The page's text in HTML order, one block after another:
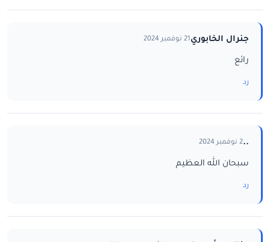
جنرال الخابوري21 نوفمبر 2024
رائع
رد
..2 نوفمبر 2024
سبحان الله العظيم
رد